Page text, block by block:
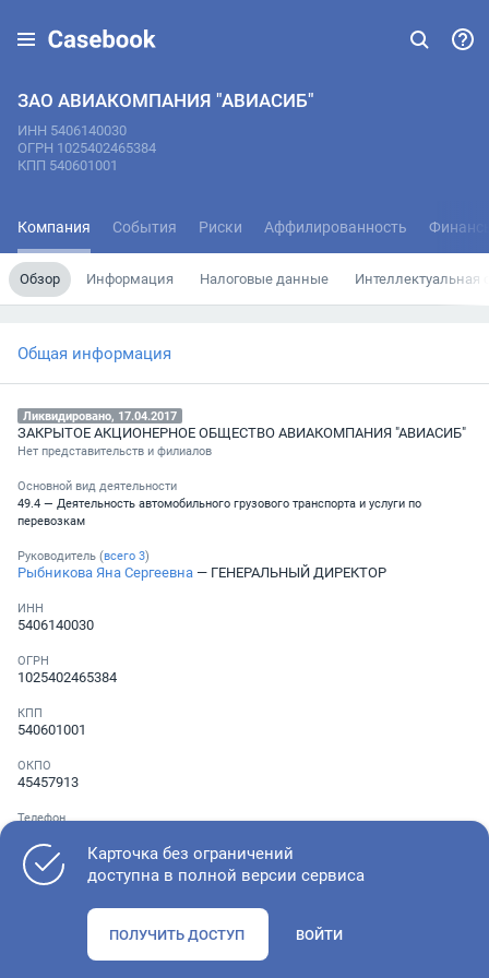
ЗАО АВИАКОМПАНИЯ "АВИАСИБ"
ИНН 5406140030
ОГРН 1025402465384
КПП 540601001
Компания События Риски Аффилированность
Обзор Информация Налоговые данные Интеллектуальная
Общая информация
Ликвидировано, 17.04.2017
ЗАКРЫТОЕ АКЦИОНЕРНОЕ ОБЩЕСТВО АВИАКОМПАНИЯ "АВИАСИБ"
Нет представительств и филиалов
Основной вид деятельности
49.4 — Деятельность автомобильного грузового транспорта и услуги по
перевозкам
Руководитель (всего 3)
Рыбникова Яна Сергеевна — ГЕНЕРАЛЬНЫЙ ДИРЕКТОР
ИНН
5406140030
ОГРН
1025402465384
КПП
540601001
ОКПО
45457913
Телефон
Как оценить состояние компании
Карточка без ограничений
доступна в полной версии сервиса
ПОЛУЧИТЬ ДОСТУП ВОЙТИ